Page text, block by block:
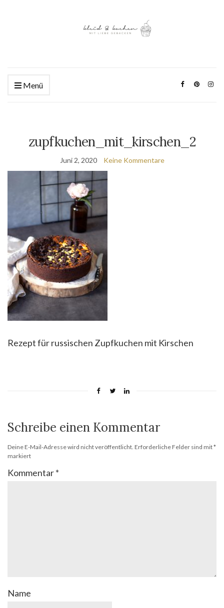
Menü
zupfkuchen_mit_kirschen_2
Juni 2, 2020 Keine Kommentare
Rezept für russischen Zupfkuchen mit Kirschen
Schreibe einen Kommentar
Deine E-Mail-Adresse wird nicht veröffentlicht. Erforderliche Felder sind mit*
markiert
Kommentar*
Name